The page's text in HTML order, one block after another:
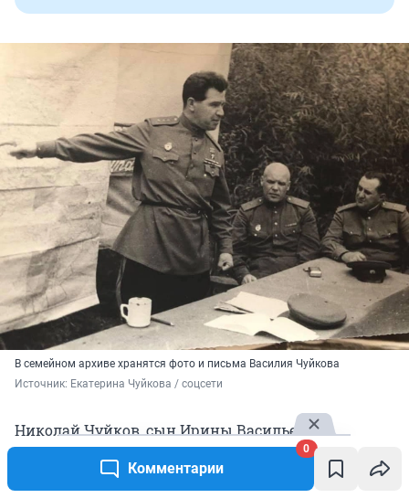
Комментарии
0
В семейном архиве хранятся фото и письма Василия Чуйкова
Источник: Екатерина Чуйкова / соцсети
Николай Чуйков, сын Ирины Васильевны
Чуйковой, средней дочери отстоявшего
Сталинград маршала Василия Чуйкова, считал